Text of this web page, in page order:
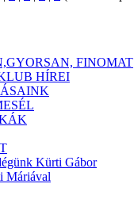
FINOMAT
HÍREI
Kürti Gábor
Máriával